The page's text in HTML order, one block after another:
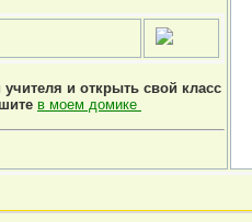
и открыть свой класс
в моем домике